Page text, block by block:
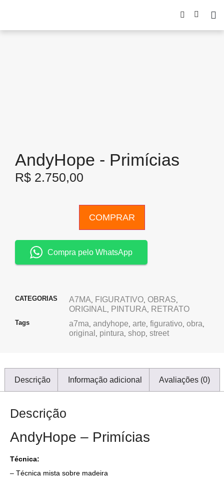
AndyHope - Primícias
R$ 2.750,00
COMPRAR
Compra pelo WhatsApp
CATEGORIAS A7MA, FIGURATIVO, OBRAS,
ORIGINAL, PINTURA, RETRATO
Tags a7ma, andyhope, arte, figurativo, obra,
original , pintura, shop, street
Descrição Informação adicional Avaliações (0)
Descrição
AndyHope – Primícias
Técnica:
– Técnica mista sobre madeira